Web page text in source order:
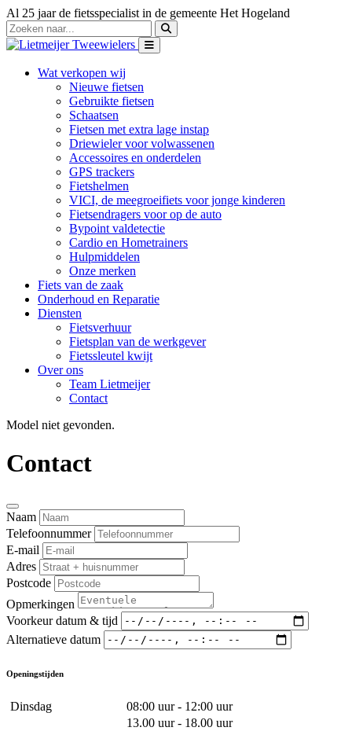
Al 25 jaar de fietsspecialist in de gemeente Het Hogeland
Wat verkopen wij
Nieuwe fietsen
Gebruikte fietsen
Schaatsen
Fietsen met extra lage instap
Driewieler voor volwassenen
Accessoires en onderdelen
GPS trackers
Fietshelmen
VICI, de meegroeifiets voor jonge kinderen
Fietsendragers voor op de auto
Bypoint valdetectie
Cardio en Hometrainers
Hulpmiddelen
Onze merken
Fiets van de zaak
Onderhoud en Reparatie
Diensten
Fietsverhuur
Fietsplan van de werkgever
Fietssleutel kwijt
Over ons
Team Lietmeijer
Contact
Model niet gevonden.
Contact
Naam
Telefoonnummer
E-mail
Adres
Postcode
Opmerkingen
Voorkeur datum & tijd
Alternatieve datum
Openingstijden
Dinsdag
08:00 uur - 12:00 uur
13.00 uur - 18.00 uur